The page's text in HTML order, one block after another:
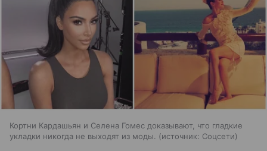
Кортни Кардашьян и Селена Гомес доказывают, что гладкие
укладки никогда не выходят из моды.
источник: Соцсети